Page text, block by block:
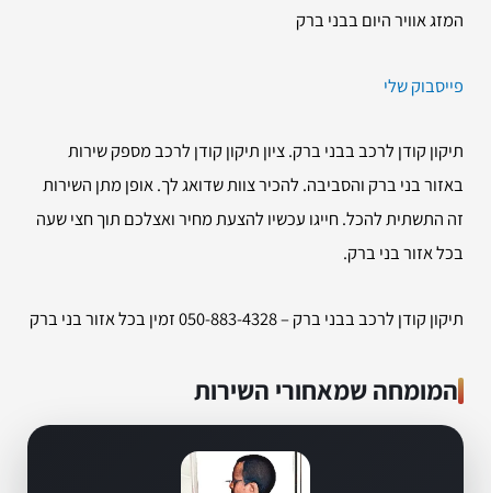
המזג אוויר היום בבני ברק
פייסבוק שלי
תיקון קודן לרכב בבני ברק. ציון תיקון קודן לרכב מספק שירות
באזור בני ברק והסביבה. להכיר צוות שדואג לך. אופן מתן השירות
זה התשתית להכל. חייגו עכשיו להצעת מחיר ואצלכם תוך חצי שעה
בכל אזור בני ברק.
תיקון קודן לרכב בבני ברק – 050-883-4328 זמין בכל אזור בני ברק
המומחה שמאחורי השירות